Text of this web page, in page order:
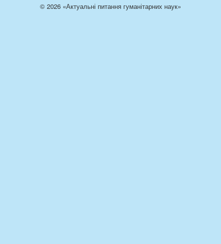
© 2026 «Актуальні питання гуманітарних наук»